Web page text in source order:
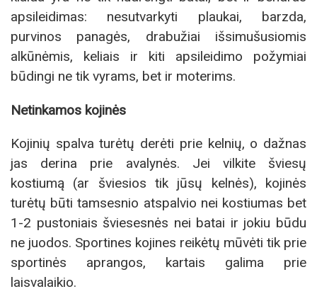
apsileidimas: nesutvarkyti plaukai, barzda,
purvinos panagės, drabužiai išsimušusiomis
alkūnėmis, keliais ir kiti apsileidimo požymiai
būdingi ne tik vyrams, bet ir moterims.
Netinkamos kojinės
Kojinių spalva turėtų derėti prie kelnių, o dažnas
jas derina prie avalynės. Jei vilkite šviesų
kostiumą (ar šviesios tik jūsų kelnės), kojinės
turėtų būti tamsesnio atspalvio nei kostiumas bet
1-2 pustoniais šviesesnės nei batai ir jokiu būdu
ne juodos. Sportines kojines reikėtų mūvėti tik prie
sportinės aprangos, kartais galima prie
laisvalaikio.